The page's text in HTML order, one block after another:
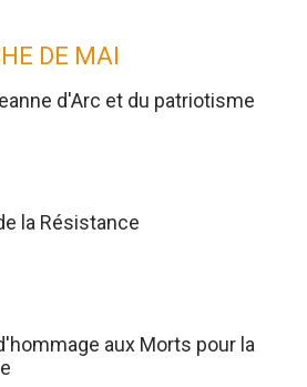
DE MAI
d'Arc et du patriotisme
la Résistance
aux Morts pour la